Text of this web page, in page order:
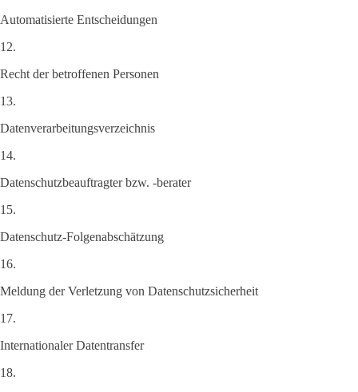
Automatisierte Entscheidungen
12.
Recht der betroffenen Personen
13.
Datenverarbeitungsverzeichnis
14.
Datenschutzbeauftragter bzw. -berater
15.
Datenschutz-Folgenabschätzung
16.
Meldung der Verletzung von Datenschutzsicherheit
17.
Internationaler Datentransfer
18.